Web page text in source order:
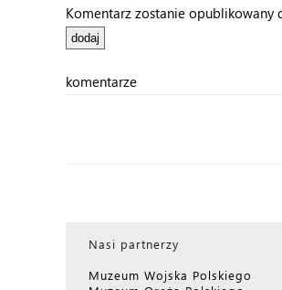
Komentarz zostanie
komentarze
Nasi partnerzy
Muzeum Wojska Polskiego